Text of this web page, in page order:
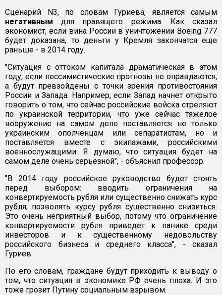
Сценарий N3, по словам Гуриева, является самым
негативным для правящего режима. Как сказал
экономист, если вина России в уничтожении Boeing 777
будет доказана, то деньги у Кремля закончатся еще
раньше - в 2014 году.
"Ситуация с оттоком капитала драматическая в этом
году, если пессимистические прогнозы не оправдаются,
а будут превзойдены с точки зрения противостояния
России и Запада. Например, если Запад начнет открыто
говорить о том, что сейчас российские войска стреляют
по украинской территории, что уже сейчас тяжелое
вооружение на самом деле поставляется не только
украинским ополченцам или сепаратистам, но и
поставляется вместе с экипажами, российскими
военнослужащими. Я думаю, что ситуация будет на
самом деле очень серьезной", - объяснил профессор.
"В 2014 году российское руководство будет стоять
перед выбором: вводить ограничения на
конвертируемость рубля или существенно снижать курс
рубля, позволять курсу рубля существенно снизиться.
Это очень неприятный выбор, потому что ограничение
конвертируемости рубля приведет к панике среди
инвесторов и к существенному недовольству
российского бизнеса и среднего класса", - сказал
Гуриев.
По его словам, граждане будут приходить к выводу о
том, что ситуация в экономике РФ очень плоха. И это
тоже грозит Путину социальным взрывом.